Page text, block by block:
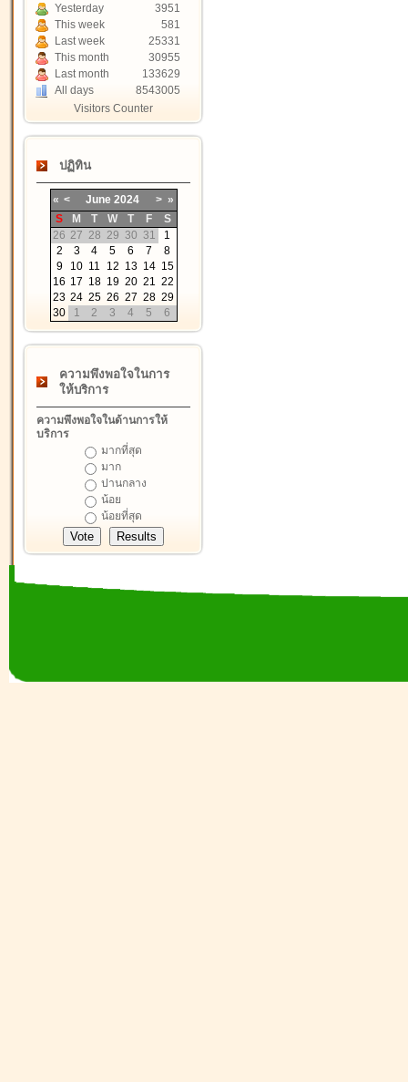
Yesterday
3951
This week
581
Last week
25331
This month
30955
Last month
133629
All days
8543005
Visitors Counter
ปฏิทิน
« < June 2024 > »
S
M T W T F
S
26 27 28 29 30 31
1
2
3 4 5 6 7
8
9
10 11 12 13 14 15
16 17 18 19 20 21 22
23 24 25 26 27 28 29
30
1 2 3 4 5 6
ความพึงพอใจในการ
ให้บริการ
ความพึงพอใจในด้านการให้
บริการ
มากที่สุด
มาก
ปานกลาง
น้อย
น้อยที่สุด